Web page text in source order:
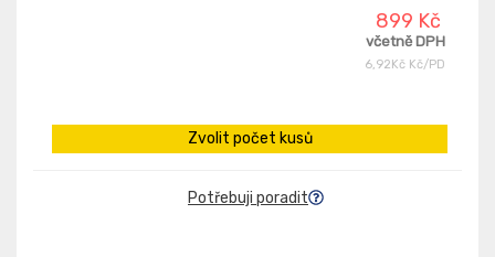
899 Kč
včetně DPH
6,92Kč Kč/PD
Zvolit počet kusů
Potřebuji poradit